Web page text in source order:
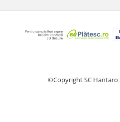
©Copyright SC Hantaro